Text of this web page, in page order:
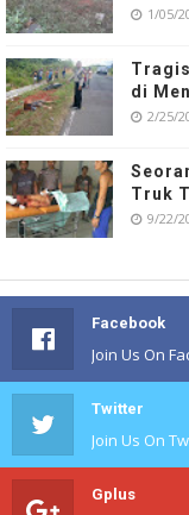
1/05/
di
2/25/
Truk
9/22/
Facebook
Join Us On
Twitter
Join Us On
Gplus